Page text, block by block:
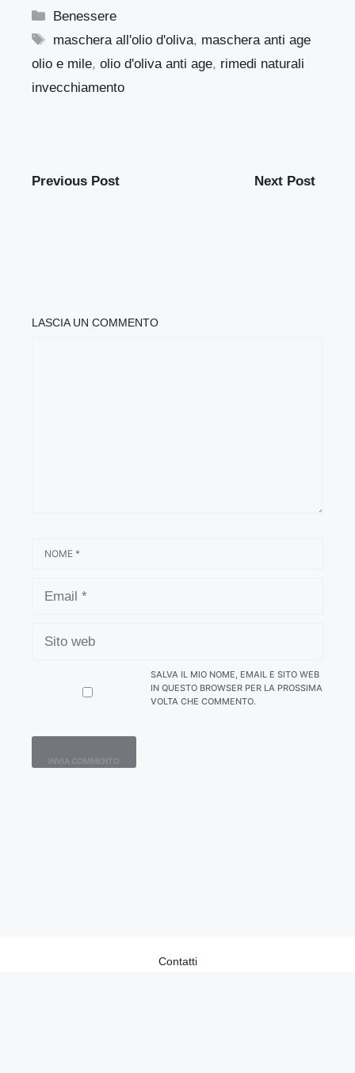
Categorie
Benessere
Tag
maschera all'olio d'oliva, maschera anti age
olio e mile, olio d'oliva anti age, rimedi naturali
invecchiamento
Previous Post Next Post
LASCIA UN COMMENTO
WEB
SALVA IL MIO NOME, EMAIL E SITO WEB
IN QUESTO BROWSER PER LA PROSSIMA
VOLTA CHE COMMENTO.
Contatti